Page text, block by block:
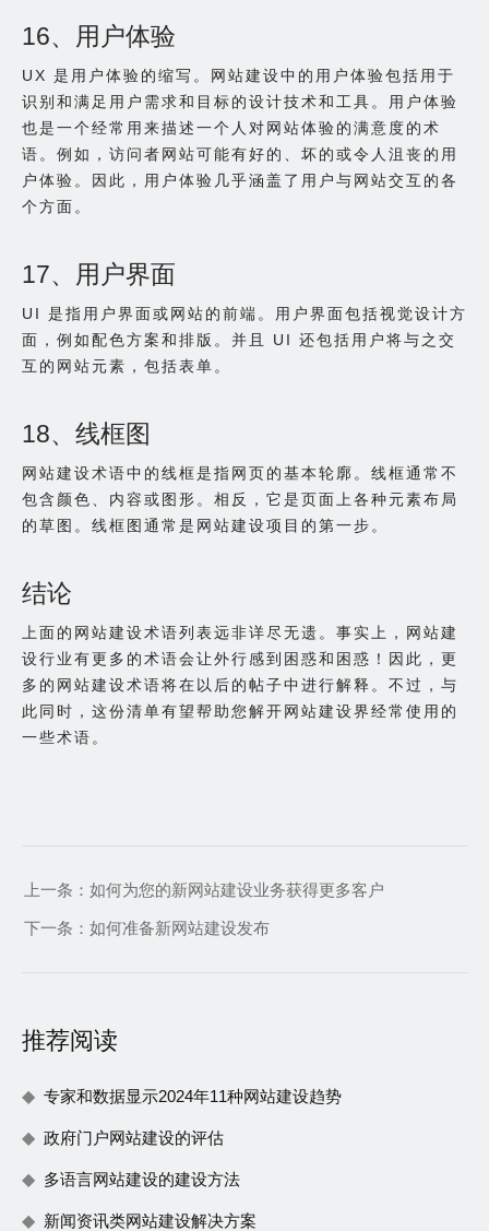
16、用户体验
UX 是用户体验的缩写。网站建设中的用户体验包括用于
识别和满足用户需求和目标的设计技术和工具。用户体验
也是一个经常用来描述一个人对网站体验的满意度的术
语。例如，访问者网站可能有好的、坏的或令人沮丧的用
户体验。因此，用户体验几乎涵盖了用户与网站交互的各
个方面。
17、用户界面
UI 是指用户界面或网站的前端。用户界面包括视觉设计方
面，例如配色方案和排版。并且 UI 还包括用户将与之交
互的网站元素，包括表单。
18、线框图
网站建设术语中的线框是指网页的基本轮廓。线框通常不
包含颜色、内容或图形。相反，它是页面上各种元素布局
的草图。线框图通常是网站建设项目的第一步。
结论
上面的网站建设术语列表远非详尽无遗。事实上，网站建
设行业有更多的术语会让外行感到困惑和困惑！因此，更
多的网站建设术语将在以后的帖子中进行解释。不过，与
此同时，这份清单有望帮助您解开网站建设界经常使用的
一些术语。
上一条： 如何为您的新网站建设业务获得更多客户
下一条： 如何准备新网站建设发布
推荐阅读
专家和数据显示2024年11种网站建设趋势
政府门户网站建设的评估
多语言网站建设的建设方法
新闻资讯类网站建设解决方案